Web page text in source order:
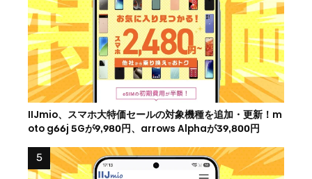
IIJmio、スマホ大特価セールの対象機種を追加・更新！m
oto g66j 5Gが9,980円、arrows Alphaが39,800円